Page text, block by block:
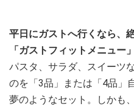
平日にガストへ行くなら、
「ガストフィットメニュー
パスタ、サラダ、スイーツ
のを「3品」または「4品」
夢のようなセット。しかも